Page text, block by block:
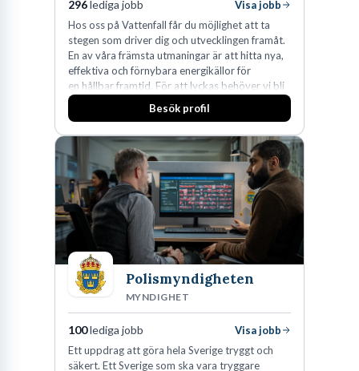
296lediga jobb
Visa jobb
Hos oss på Vattenfall får du möjlighet att ta
stegen som driver dig och utvecklingen framåt.
En av våra främsta utmaningar är att hitta nya,
effektiva och förnybara energikällor för
en hållbar framtid. För att lyckas behöver vi bli
fler medarbetare som vill göra skillnad.
Besök profil
Polismyndigheten
MYNDIGHET
100lediga jobb
Visa jobb
Ett uppdrag att göra hela Sverige tryggt och
säkert. Ett Sverige som ska vara tryggare